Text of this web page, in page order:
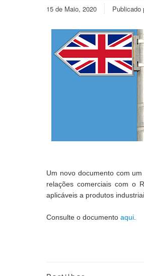
15 de Maio, 2020 Publicado
Um novo documento com
relações comerciais com o
aplicáveis a produtos
Consulte o documento aqui